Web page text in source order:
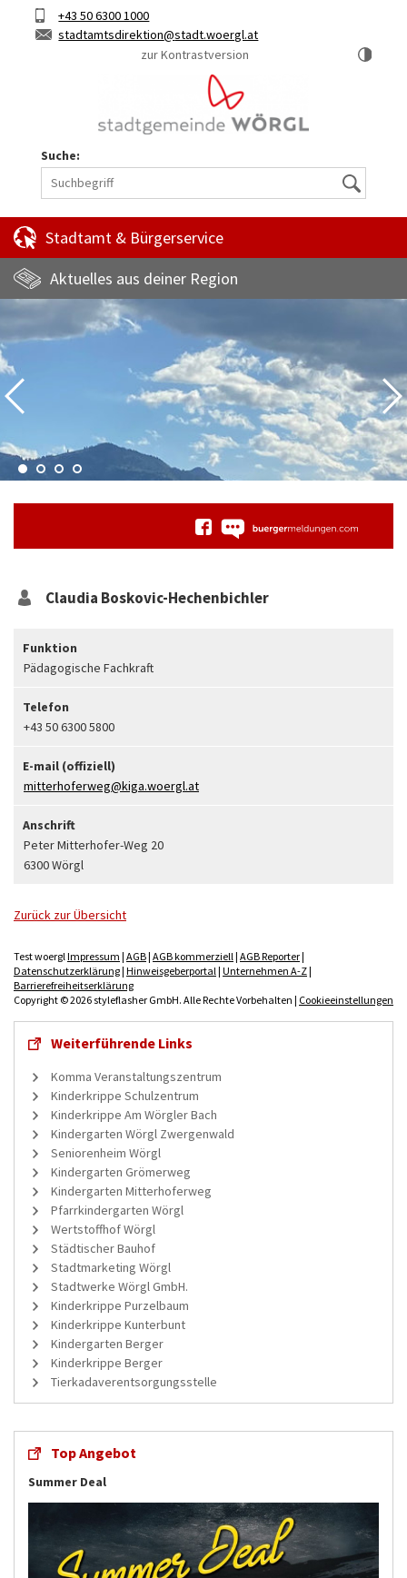
Hauptinhalt
KurztasteTelefon+43 50 6300 1000
E-
stadtamtsdirektion
stadt.woergl.at
zur Kontrastversion
Suche:
Suche
Stadtamt & Bürgerservice
Aktuelles aus deiner Region
Claudia Boskovic-Hechenbichler
Funktion
Pädagogische Fachkraft
Telefon
+43 50 6300 5800
E-mail (offiziell)
mitterhoferweg@kiga.woergl.at
Anschrift
Peter Mitterhofer-Weg 20
6300 Wörgl
Zurück zur Übersicht
Test woergl Impressum | AGB| AGB kommerziell | AGB Reporter|
Datenschutzerklärung| Hinweisgeberportal | Unternehmen A-Z|
Barrierefreiheitserklärung
Copyright © 2026 styleflasher GmbH. Alle Rechte Vorbehalten | Cookieeinstellungen
Weiterführende Links
Komma Veranstaltungszentrum
Kinderkrippe Schulzentrum
Kinderkrippe Am Wörgler Bach
Kindergarten Wörgl Zwergenwald
Seniorenheim Wörgl
Kindergarten Grömerweg
Kindergarten Mitterhoferweg
Pfarrkindergarten Wörgl
Wertstoffhof Wörgl
Städtischer Bauhof
Stadtmarketing Wörgl
Stadtwerke Wörgl GmbH.
Kinderkrippe Purzelbaum
Kinderkrippe Kunterbunt
Kindergarten Berger
Kinderkrippe Berger
Tierkadaverentsorgungsstelle
Top Angebot
Summer Deal